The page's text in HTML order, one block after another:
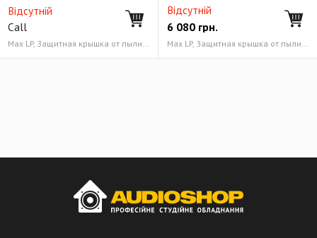
Відсутній
Call
Max LP, Защитная крышка от пыли, Коврик (слипмат) из фетра, Адаптер на 45 об/мин, USB-кабель (1,5 м), Блок питания, Карта загрузки программного обеспечения, Руководство пользователя Выходы 2 х RCA, выход для наушников 3,5 мм и дополнительный вход 3,5 мм, USB-порт
Відсутній
6 080 грн.
Max LP, Защитная крышка от пыли, Коврик (слипмат) из фетра, Адаптер на 45 об/мин, USB-кабель (1,5 м), Блок питания, Карта загрузки программного обеспечения, Руководство пользователя Выходы 2 x RCA, выход для наушников 3,5 мм и дополнительный вход 3,5 мм, USB-порт